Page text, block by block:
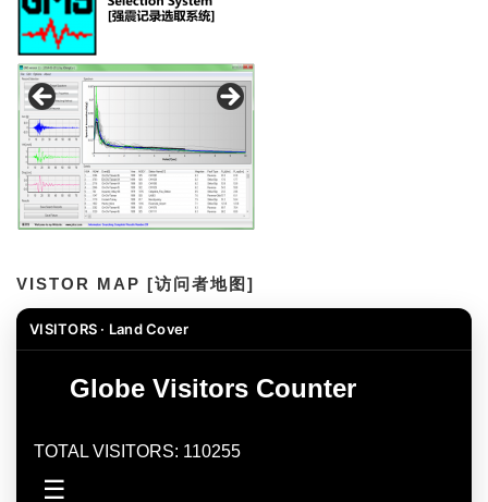
VISTOR MAP [访问者地图]
VISITORS · Land Cover